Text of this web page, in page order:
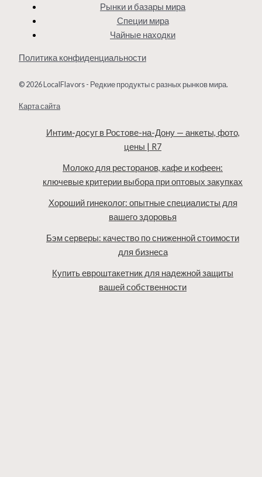
Рынки и базары мира
Специи мира
Чайные находки
Политика конфиденциальности
© 2026 LocalFlavors - Редкие продукты с разных рынков мира.
Карта сайта
Интим-досуг в Ростове-на-Дону — анкеты, фото,
цены | R7
Молоко для ресторанов, кафе и кофеен:
ключевые критерии выбора при оптовых закупках
Хороший гинеколог: опытные специалисты для
вашего здоровья
Бэм серверы: качество по сниженной стоимости
для бизнеса
Купить евроштакетник для надежной защиты
вашей собственности